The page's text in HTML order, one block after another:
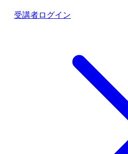
受講者ログイン